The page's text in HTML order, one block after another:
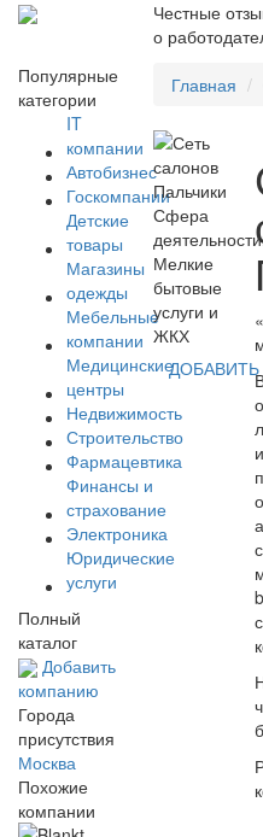
Честные
о
Популярные
категории
IT
компании
Автобизнес
Госкомпании
Детские
товары
Магазины
одежды
Мебельные
компании
Медицинские
центры
Недвижимость
Строительство
Фармацевтика
Финансы и
страхование
Электроника
Юридические
услуги
Полный
каталог
Добавить
компанию
Города
присутствия
Москва
Похожие
компании
Главная
Сфера
Мелкие
бытовые
услуги и
ЖКХ